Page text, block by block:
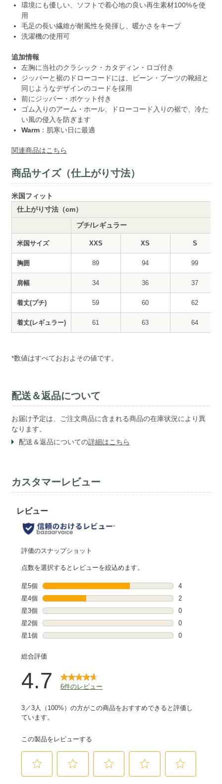
環境にも優しい、ソフトで着心地の良い再生素材100%を使
用
毛足の長い繊維が耐風性を発揮し、暖かさをキープ
洗濯機の使用可
追加情報
左胸に当社のクラシック・カタディン・ロゴ付き
ジッパーと裾のドローコードには、ビーン・ブーツの靴紐と
同じようなデザインのコードを採用
前にジッパー・ポケット付き
ゴム入りのアーム・ホール、ドローコード入りの裾で、冷た
い風の侵入を防ぎます
Warm：肌寒い日に最適
関連商品はこちら
商品サイズ（仕上がり寸法）
米国フィット
仕上がり寸法（cm）
プチ/レギュラー
米国サイズ XXS XS S
胸囲 89 94 99
肩幅 34 36 37
着丈(プチ) 59 60 62
着丈(レギュラー) 61 63 64
*数値はすべておおよその値です。
配送＆返品について
お届け予定は、ご注文商品に含まれる商品の在庫状況により異
なります。
配送＆返品についての詳細はこちら
カスタマーレビュー